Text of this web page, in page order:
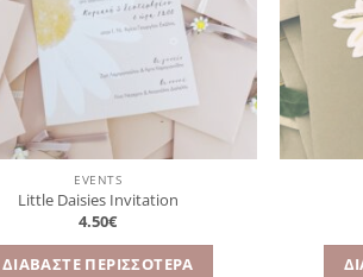
EVENTS
Little Daisies Invitation
4.50€
ΔΙΑΒΆΣΤΕ ΠΕΡΙΣΣΌΤΕΡΑ